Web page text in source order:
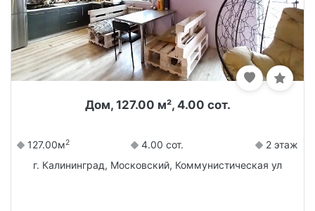
Дом, 127.00 м², 4.00 сот.
127.00м2 4.00 сот.
2 этаж
г. Калининград, Московский, Коммунистическая ул